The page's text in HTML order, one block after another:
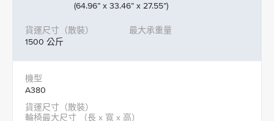
(64.96” x 33.46” x 27.55”)
1500 公斤
A380